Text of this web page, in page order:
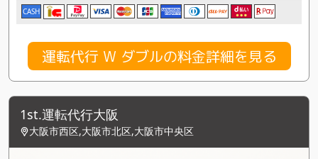
CASH
運転代行 W ダブルの料金詳細を見る
1st.運転代行大阪
大阪市西区,大阪市北区,大阪市中央区